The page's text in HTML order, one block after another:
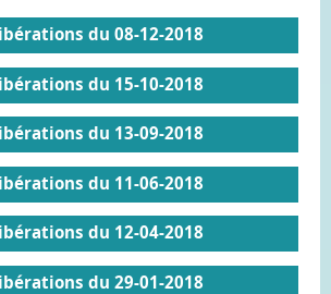
du 08-12-2018
du 15-10-2018
du 13-09-2018
du 11-06-2018
du 12-04-2018
du 29-01-2018